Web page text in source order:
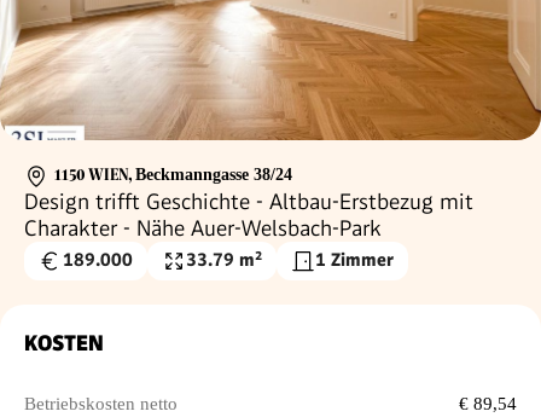
1150 WIEN, Beckmanngasse 38/24
Design trifft Geschichte - Altbau-Erstbezug mit
Charakter - Nähe Auer-Welsbach-Park
Kaufpreis
189.000
Nutzfläche
33.79 m² 1 Zimmer
KOSTEN
Betriebskosten netto € 89,54